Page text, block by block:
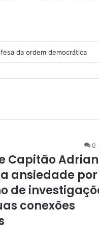
da ordem democrática
0
Capitão
ansiedade por
de
conexões